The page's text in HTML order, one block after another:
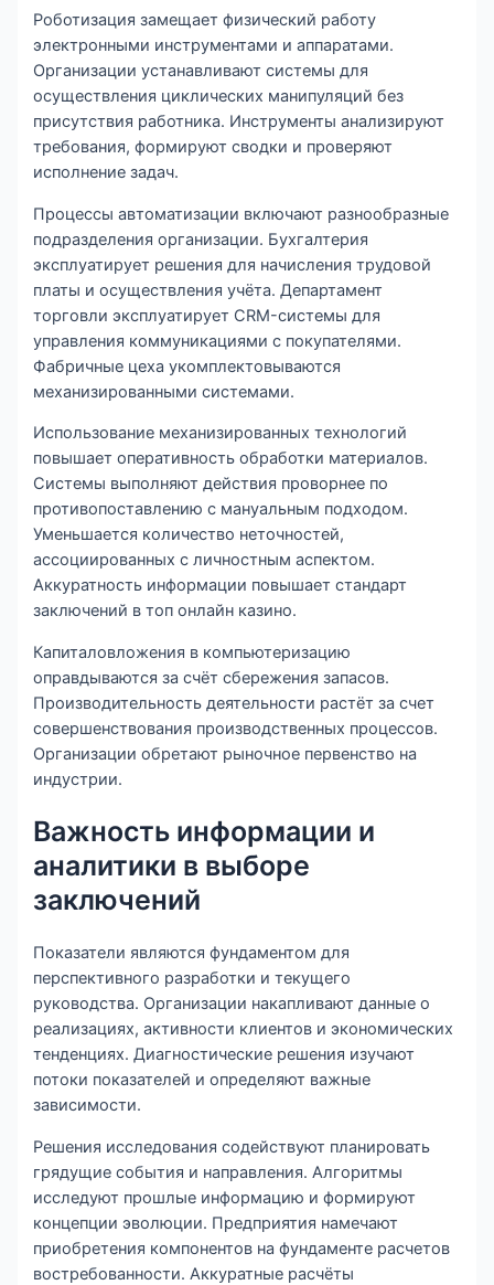
Роботизация замещает физический работу
электронными инструментами и аппаратами.
Организации устанавливают системы для
осуществления циклических манипуляций без
присутствия работника. Инструменты анализируют
требования, формируют сводки и проверяют
исполнение задач.
Процессы автоматизации включают разнообразные
подразделения организации. Бухгалтерия
эксплуатирует решения для начисления трудовой
платы и осуществления учёта. Департамент
торговли эксплуатирует CRM-системы для
управления коммуникациями с покупателями.
Фабричные цеха укомплектовываются
механизированными системами.
Использование механизированных технологий
повышает оперативность обработки материалов.
Системы выполняют действия проворнее по
противопоставлению с мануальным подходом.
Уменьшается количество неточностей,
ассоциированных с личностным аспектом.
Аккуратность информации повышает стандарт
заключений в топ онлайн казино.
Капиталовложения в компьютеризацию
оправдываются за счёт сбережения запасов.
Производительность деятельности растёт за счет
совершенствования производственных процессов.
Организации обретают рыночное первенство на
индустрии.
Важность информации и
аналитики в выборе
заключений
Показатели являются фундаментом для
перспективного разработки и текущего
руководства. Организации накапливают данные о
реализациях, активности клиентов и экономических
тенденциях. Диагностические решения изучают
потоки показателей и определяют важные
зависимости.
Решения исследования содействуют планировать
грядущие события и направления. Алгоритмы
исследуют прошлые информацию и формируют
концепции эволюции. Предприятия намечают
приобретения компонентов на фундаменте расчетов
востребованности. Аккуратные расчёты